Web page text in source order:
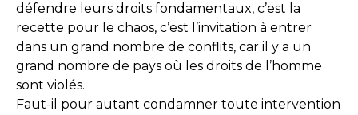
défendre leurs droits fondamentaux, c’est la
recette pour le chaos, c’est l’invitation à entrer
dans un grand nombre de conflits, car il y a un
grand nombre de pays où les droits de l’homme
sont violés.
Faut-il pour autant condamner toute intervention